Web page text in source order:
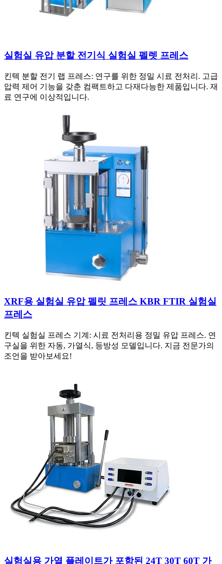
실험실 유압 분할 전기식 실험실 펠렛 프레스
킨텍 분할 전기 랩 프레스: 연구를 위한 정밀 시료 전처리. 고급
압력 제어 기능을 갖춘 컴팩트하고 다재다능한 제품입니다. 재
료 연구에 이상적입니다.
XRF용 실험실 유압 펠릿 프레스 KBR FTIR 실험실
프레스
킨텍 실험실 프레스 기계: 시료 전처리용 정밀 유압 프레스. 연
구실을 위한 자동, 가열식, 등방성 모델입니다. 지금 전문가의
조언을 받아보세요!
실험실용 가열 플레이트가 포함된 24T 30T 60T 가